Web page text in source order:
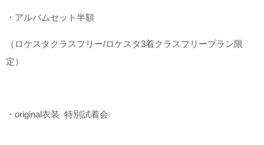
・アルバムセット半額
（ロケスタクラスフリー/ロケスタ3着クラスフリープラン限
定）
・original衣装 特別試着会